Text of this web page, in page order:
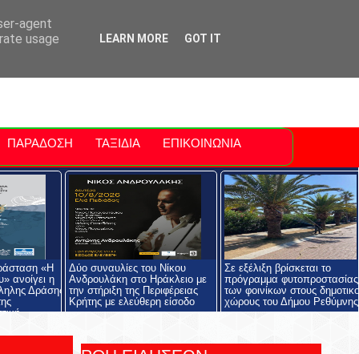
Polis
ΠΑΡΑΔΟΣΗ ΤΑΞΙΔΙΑ ΕΠΙΚΟΙΝΩΝΙΑ
«Η
ανοίγει η
Δράσης
Δύο συναυλίες του Νίκου
Ανδρουλάκη στο Ηράκλειο με
την στήριξη της Περιφέρειας
Κρήτης με ελεύθερη είσοδο
Σε εξέλιξη βρίσκεται το
πρόγραμμα φυτοπροστασίας
των φοινίκων στους
χώρους του Δήμου
agent
usage
LEARN MORE GOT IT